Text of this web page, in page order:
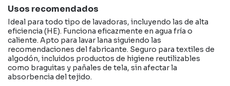
Usos recomendados
Ideal para todo tipo de lavadoras, incluyendo las de alta
eficiencia (HE). Funciona eficazmente en agua fría o
caliente. Apto para lavar lana siguiendo las
recomendaciones del fabricante. Seguro para textiles de
algodón, incluidos productos de higiene reutilizables
como braguitas y pañales de tela, sin afectar la
absorbencia del tejido.